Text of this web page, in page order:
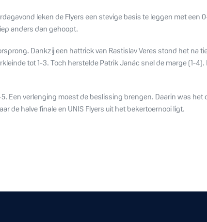
leken de Flyers een stevige basis te leggen met een
anders dan gehoopt.
Dankzij een hattrick van Rastislav Veres stond het na
tot 1-3. Toch herstelde Patrik Janác snel de marge (1-
Een verlenging moest de beslissing brengen. Daarin was
de halve finale en UNIS Flyers uit het bekertoernooi ligt.